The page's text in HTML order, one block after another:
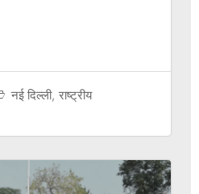
नई दिल्ली, राष्ट्रीय